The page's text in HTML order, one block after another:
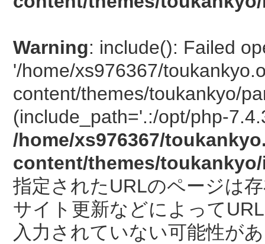
Warning: include(): Failed
'/home/xs976367/
content/themes/toukankyo/
(include_path='.:/opt/php-
/home/xs976367/
content/themes/
指定されたURLのページは
サイト更新などによって
入力されていない可能性が